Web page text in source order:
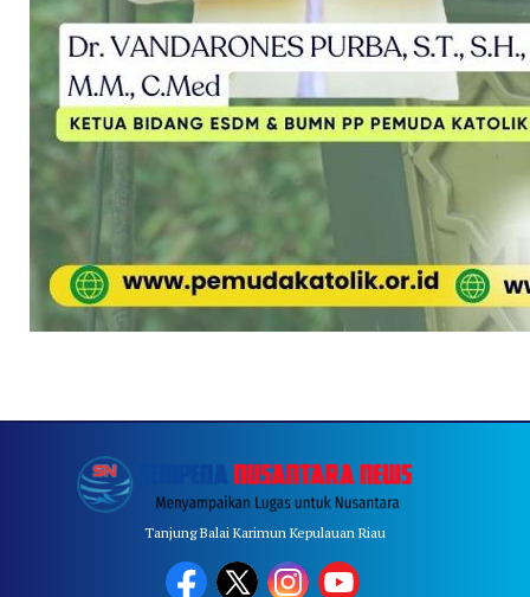
Tanjung Balai Karimun Kepulauan Riau